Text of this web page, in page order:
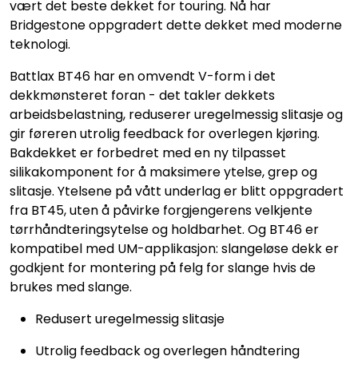
vært det beste dekket for touring. Nå har
Bridgestone oppgradert dette dekket med moderne
teknologi.
Battlax BT46 har en omvendt V-form i det
dekkmønsteret foran - det takler dekkets
arbeidsbelastning, reduserer uregelmessig slitasje og
gir føreren utrolig feedback for overlegen kjøring.
Bakdekket er forbedret med en ny tilpasset
silikakomponent for å maksimere ytelse, grep og
slitasje. Ytelsene på vått underlag er blitt oppgradert
fra BT45, uten å påvirke forgjengerens velkjente
tørrhåndteringsytelse og holdbarhet. Og BT46 er
kompatibel med UM-applikasjon: slangeløse dekk er
godkjent for montering på felg for slange hvis de
brukes med slange.
Redusert uregelmessig slitasje
Utrolig feedback og overlegen håndtering